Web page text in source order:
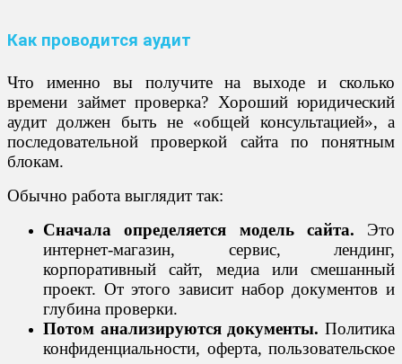
Как проводится аудит
Что именно вы получите на выходе и сколько
времени займет проверка? Хороший юридический
аудит должен быть не «общей консультацией», а
последовательной проверкой сайта по понятным
блокам.
Обычно работа выглядит так:
Сначала определяется модель сайта. Это
интернет-магазин, сервис, лендинг,
корпоративный сайт, медиа или смешанный
проект. От этого зависит набор документов и
глубина проверки.
Потом анализируются документы. Политика
конфиденциальности, оферта, пользовательское